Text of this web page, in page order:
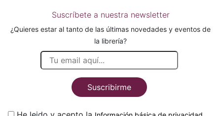
Suscríbete a nuestra newsletter
¿Quieres estar al tanto de las últimas novedades y eventos de
la librería?
Suscribirme